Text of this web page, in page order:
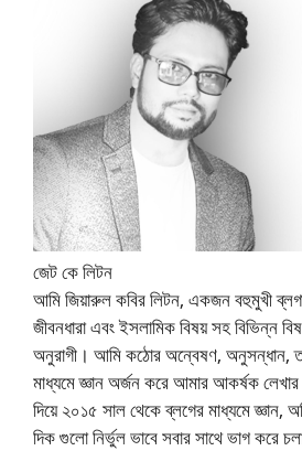
জেট কে লিটন
আমি জিয়ারুল কবির লিটন, একজন বহুমুখী
জীবনধারা এবং ইসলামিক বিষয় সহ বিভিন্ন
অনুরাগী। আমি কঠোর অন্বেষণ, অনুসন্ধান,
মাধ্যমে জ্ঞান অর্জন করে আমার আকর্ষক লেখার
দিয়ে ২০১৫ সাল থেকে ব্লগের মাধ্যমে জ্ঞান,
দিক গুলো নির্ভুল ভাবে সবার সাথে ভাগ করে